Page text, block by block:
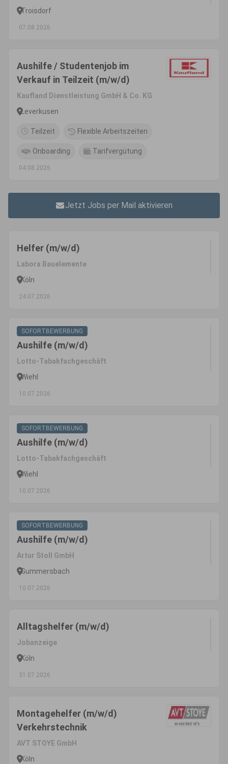
Troisdorf
07.08.2026
Aushilfe / Studentenjob im
Verkauf in Teilzeit (m/w/d)
Kaufland Dienstleistung GmbH & Co. KG
Leverkusen
Teilzeit Flexible Arbeitszeiten
Onboarding Tarifvergütung
04.08.2026
Jetzt Jobs per Mail aktivieren
Helfer (m/w/d)
Labora Bauelemente
Köln
24.07.2026
SOFORTBEWERBUNG
Aushilfe (m/w/d)
Lotto-Tabakfachgeschäft
Wiehl
10.07.2026
SOFORTBEWERBUNG
Aushilfe (m/w/d)
Lotto-Tabakfachgeschäft
Wiehl
10.07.2026
SOFORTBEWERBUNG
Aushilfe (m/w/d)
Artur Stoll GmbH
Gummersbach
10.07.2026
Alltagshelfer (m/w/d)
Jobanzeige
Köln
31.07.2026
Montagehelfer (m/w/d)
Verkehrstechnik
AVT STOYE GmbH
Köln